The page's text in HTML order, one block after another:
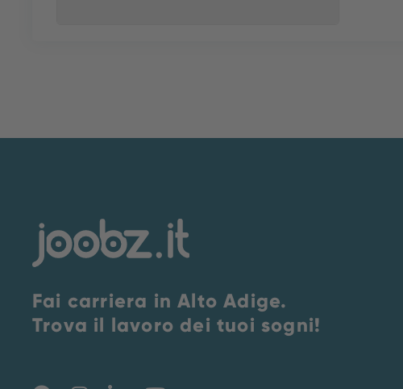
Fai carriera in Alto Adige.
Trova il lavoro dei tuoi sogni!